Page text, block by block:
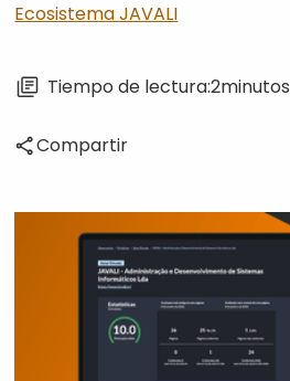
Ecosistema JAVALI
Tiempo de lectura:2minutos
Compartir